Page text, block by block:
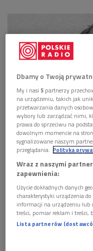
Max Bruch (1838-1920) Foto:
W programie:
Max BruchKoncert na
***
Dlaczego utwory
utworów innych
Dbamy o Twoją
My i nasi5 partnerzy
na urządzeniu, takich jak
przetwarzania danych
wybory lub zarządzać nimi,
prawa do sprzeciwu na
dowolnym momencie na
sygnalizowane naszym
przeglądania. Polityka
Wraz z naszymi
zapewnienia:
Użycie dokładnych danych
charakterystyki urządzenia
informacji na urządzeniu lub
treści, pomiar reklam i treści,
Lista partnerów